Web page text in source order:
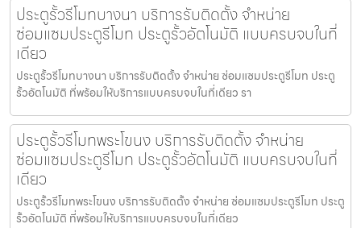
ประตูรั้วรีโมทบางนา บริการรับติดตั้ง จำหน่าย
ซ่อมแซมประตูรีโมท ประตูรั้วอัตโนมัติ แบบครบจบในที่
เดียว
ประตูรั้วรีโมทบางนา บริการรับติดตั้ง จำหน่าย ซ่อมแซมประตูรีโมท ประตู
รั้วอัตโนมัติ ที่พร้อมให้บริการแบบครบจบในที่เดียว รา
ประตูรั้วรีโมทพระโขนง บริการรับติดตั้ง จำหน่าย
ซ่อมแซมประตูรีโมท ประตูรั้วอัตโนมัติ แบบครบจบในที่
เดียว
ประตูรั้วรีโมทพระโขนง บริการรับติดตั้ง จำหน่าย ซ่อมแซมประตูรีโมท ประตู
รั้วอัตโนมัติ ที่พร้อมให้บริการแบบครบจบในที่เดียว